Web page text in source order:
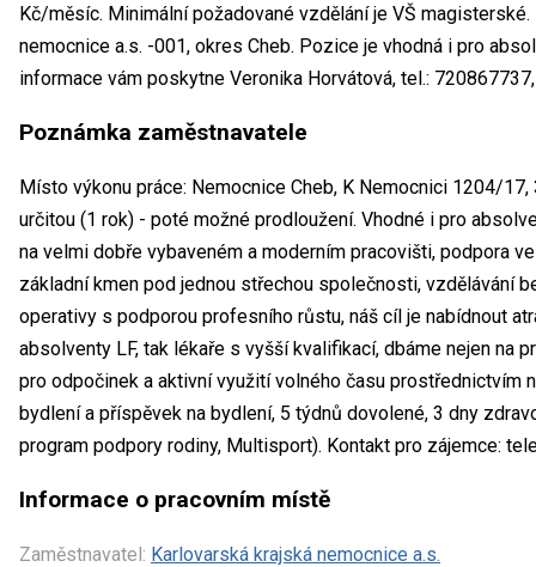
Kč/měsíc. Minimální požadované vzdělání je VŠ
nemocnice a.s. -001, okres Cheb. Pozice je vhodná i pro
informace vám poskytne Veronika Horvátová, tel.:
Poznámka zaměstnavatele
Místo výkonu práce: Nemocnice Cheb, K Nemocnici 1204/
určitou (1 rok) - poté možné prodloužení. Vhodné i pro
na velmi dobře vybaveném a moderním pracovišti, podpora
základní kmen pod jednou střechou společnosti, vzdělávání
operativy s podporou profesního růstu, náš cíl je nabídnout
absolventy LF, tak lékaře s vyšší kvalifikací, dbáme nejen na
pro odpočinek a aktivní využití volného času prostřednictvím
bydlení a příspěvek na bydlení, 5 týdnů dovolené, 3 dny
program podpory rodiny, Multisport). Kontakt pro zájemce:
Informace o pracovním místě
Zaměstnavatel: Karlovarská krajská nemocnice a.s.